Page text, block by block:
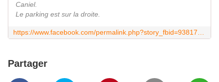
Caniel.
Le parking est sur la droite.
Partager